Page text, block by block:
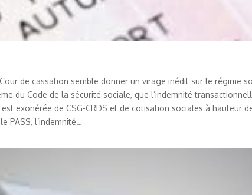
de cassation semble donner un virage inédit sur le régime
du Code de la sécurité sociale, que l’indemnité
exonérée de CSG-CRDS et de cotisation sociales à hauteur
PASS, l’indemnité…